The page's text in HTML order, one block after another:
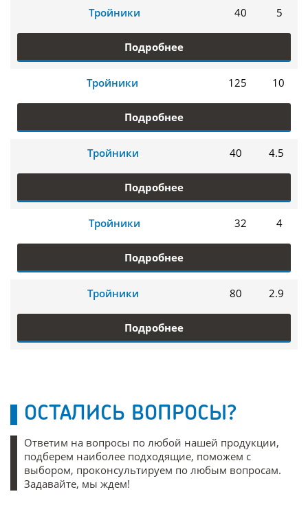
Тройники 40 5
Подробнее
Тройники 125 10
Подробнее
Тройники 40 4.5
Подробнее
Тройники 32 4
Подробнее
Тройники 80 2.9
Подробнее
ОСТАЛИСЬ ВОПРОСЫ?
Ответим на вопросы по любой нашей продукции,
подберем наиболее подходящие, поможем с
выбором, проконсультируем по любым вопросам.
Задавайте, мы ждем!